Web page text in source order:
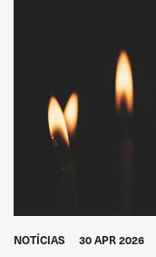
NOTÍCIAS 30 APR 2026